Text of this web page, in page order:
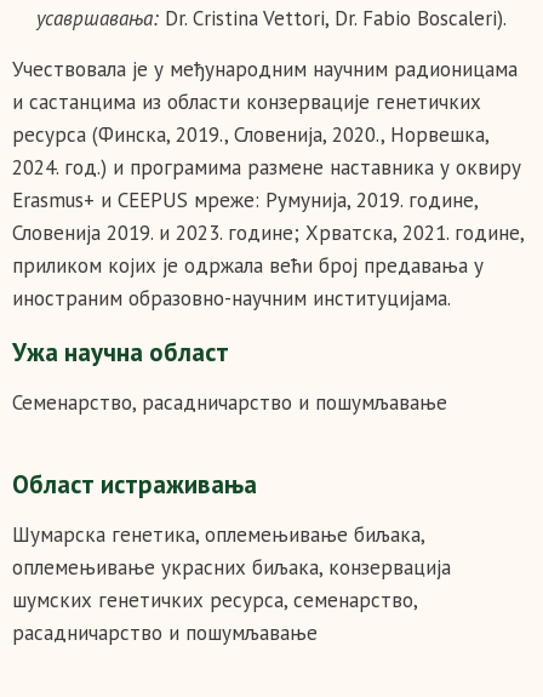
усавршавања: Dr. Cristina Vettori, Dr. Fabio Boscaleri).
Учествовала је у међународним научним радионицама
и састанцима из области конзервације генетичких
ресурса (Финска, 2019., Словенија, 2020., Норвешка,
2024. год.) и програмима размене наставника у оквиру
Erasmus+ и CEEPUS мреже: Румунија, 2019. године,
Словенија 2019. и 2023. године; Хрватска, 2021. године,
приликом којих је одржала већи број предавања у
иностраним образовно-научним институцијама.
Ужа научна област
Семенарство, расадничарство и пошумљавање
Област истраживања
Шумарска генетика, оплемењивање биљака,
оплемењивање украсних биљака, конзервација
шумских генетичких ресурса, семенарство,
расадничарство и пошумљавање